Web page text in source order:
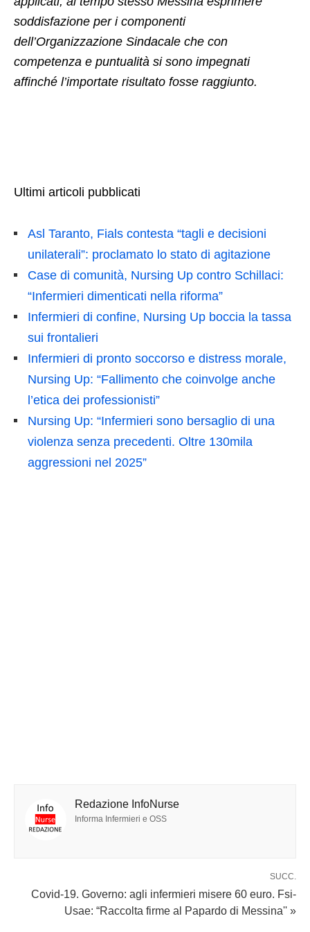
soddisfazione per i componenti
dell’Organizzazione Sindacale che con
competenza e puntualità si sono impegnati
affinché l’importate risultato fosse raggiunto.
Ultimi articoli pubblicati
Asl Taranto, Fials contesta “tagli e decisioni
unilaterali”: proclamato lo stato di agitazione
Case di comunità, Nursing Up contro Schillaci:
“Infermieri dimenticati nella riforma”
Infermieri di confine, Nursing Up boccia la tassa
sui frontalieri
Infermieri di pronto soccorso e distress morale,
Nursing Up: “Fallimento che coinvolge anche
l’etica dei professionisti”
Nursing Up: “Infermieri sono bersaglio di una
violenza senza precedenti. Oltre 130mila
aggressioni nel 2025”
Redazione InfoNurse
Informa Infermieri e OSS
SUCC.
Covid-19. Governo: agli infermieri misere 60 euro. Fsi-
Usae: “Raccolta firme al Papardo di Messina'' »